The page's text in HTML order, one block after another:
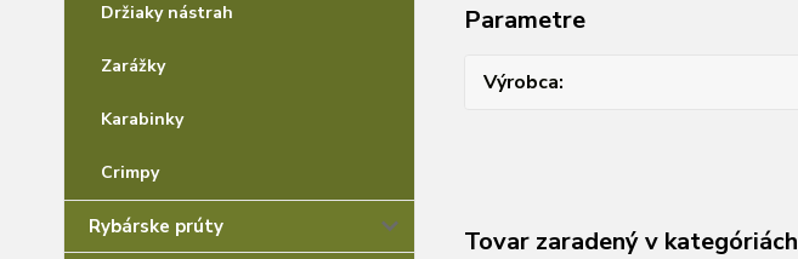
Držiaky nástrah
Zarážky
Karabinky
Crimpy
Rybárske prúty
Parametre
Výrobca
Tovar zaradený v kategóriách